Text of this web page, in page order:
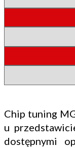
Chip tuning
u
dostępnymi